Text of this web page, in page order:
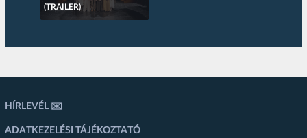
(TRAILER)
HÍRLEVÉL ✉️
ADATKEZELÉSI TÁJÉKOZTATÓ